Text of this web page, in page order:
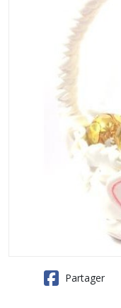
Partager